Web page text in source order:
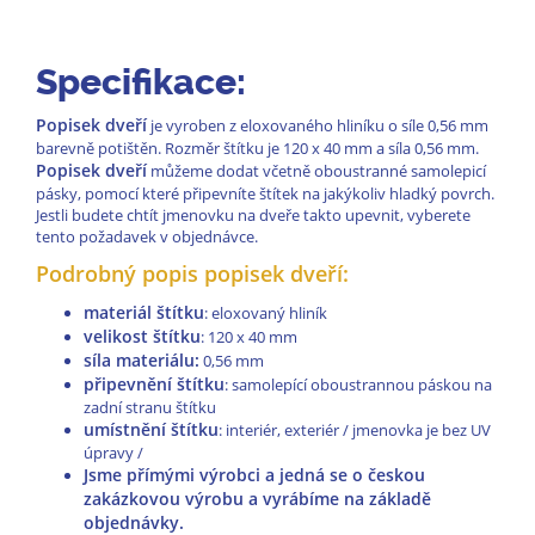
Specifikace:
Popisek dveříje vyroben z eloxovaného hliníku o síle 0,56 mm
barevně potištěn. Rozměr štítku je 120 x 40 mm a síla 0,56 mm.
Popisek dveřímůžeme dodat včetně oboustranné samolepicí
pásky, pomocí které připevníte štítek na jakýkoliv hladký povrch.
Jestli budete chtít jmenovku na dveře takto upevnit, vyberete
tento požadavek v objednávce.
Podrobný popis popisek dveří:
materiál štítku: eloxovaný hliník
velikost štítku: 120 x 40 mm
síla materiálu: 0,56 mm
připevnění štítku: samolepící oboustrannou páskou na
zadní stranu štítku
umístnění štítku: interiér, exteriér / jmenovka je bez UV
úpravy /
Jsme přímými výrobci a jedná se o českou
zakázkovou výrobu a vyrábíme na základě
objednávky.